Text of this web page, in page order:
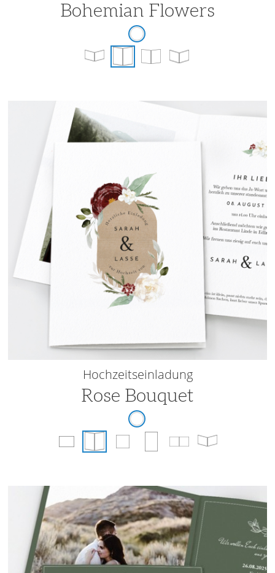
Bohemian Flowers
Hochzeitseinladung
Rose Bouquet